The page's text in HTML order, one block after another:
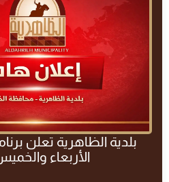
بلدية الظاهرية تعلن
الأربعاء